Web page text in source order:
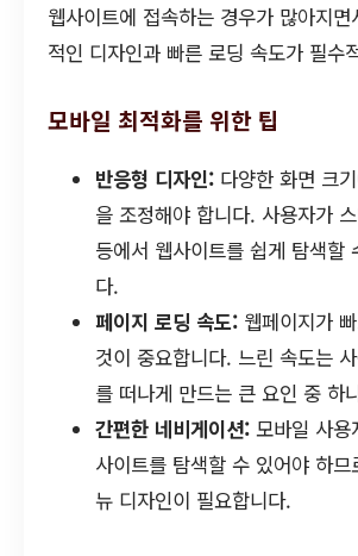
웹사이트에 접속하는 경우가 많아지
적인 디자인과 빠른 로딩 속도가 필수
모바일 최적화를 위한 팁
반응형 디자인: 다양한 화면 크
을 조정해야 합니다. 사용자가
등에서 웹사이트를 쉽게 탐색할
다.
페이지 로딩 속도: 웹페이지가
것이 중요합니다. 느린 속도는
를 떠나게 만드는 큰 요인 중 하
간편한 네비게이션: 모바일 사용
사이트를 탐색할 수 있어야 하
뉴 디자인이 필요합니다.